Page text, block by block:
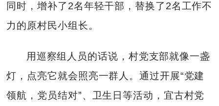
同时，增补了2名年轻干部，替换了2名工作不
力的原村民小组长。
用巡察组人员的话说，村党支部就像一盏
灯，点亮它就会照亮一群人。通过开展“党建
领航，党员结对”、卫生日等活动，宜古村党